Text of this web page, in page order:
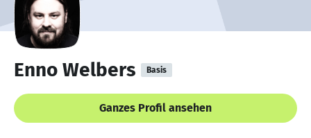
Enno Welbers Basis
Ganzes Profil ansehen